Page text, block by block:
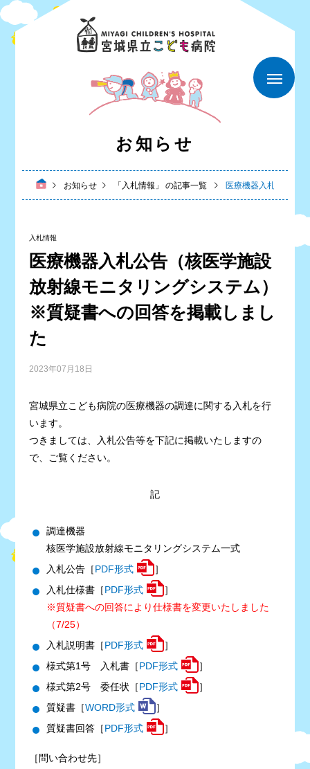
お知らせ
お知らせ 「入札情報」 の記事一覧 医療機器入札公告（
入札情報
医療機器入札公告（核医学施設
放射線モニタリングシステム）
※質疑書への回答を掲載しまし
た
2023年07月18日
宮城県立こども病院の医療機器の調達に関する入札を行
います。
つきましては、入札公告等を下記に掲載いたしますの
で、ご覧ください。
記
調達機器
核医学施設放射線モニタリングシステム一式
入札公告［PDF形式
］
入札仕様書［PDF形式
］
※質疑書への回答により仕様書を変更いたしました
（7/25）
入札説明書［PDF形式
］
様式第1号 入札書［PDF形式
］
様式第2号 委任状［PDF形式
］
質疑書［WORD形式
］
質疑書回答［PDF形式 ］
［問い合わせ先］